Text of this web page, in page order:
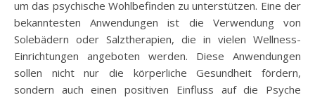
um das psychische Wohlbefinden zu unterstützen. Eine der
bekanntesten Anwendungen ist die Verwendung von
Solebädern oder Salztherapien, die in vielen Wellness-
Einrichtungen angeboten werden. Diese Anwendungen
sollen nicht nur die körperliche Gesundheit fördern,
sondern auch einen positiven Einfluss auf die Psyche